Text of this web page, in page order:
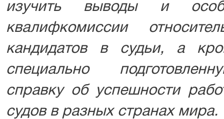
изучить выводы и
квалифкомиссии
кандидатов в судьи, а
специально
справку об успешности
судов в разных странах мира.